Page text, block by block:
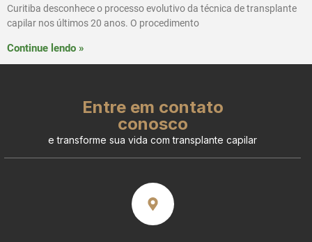
Curitiba desconhece o processo evolutivo da técnica de transplante
capilar nos últimos 20 anos. O procedimento
Continue lendo »
Entre em contato
conosco
e transforme sua vida com transplante capilar